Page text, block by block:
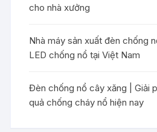
cho nhà xưởng
Nhà máy sản xuất đèn chống
LED chống nổ tại Việt Nam
Đèn chống nổ cây xăng | Giải
quả chống cháy nổ hiện nay